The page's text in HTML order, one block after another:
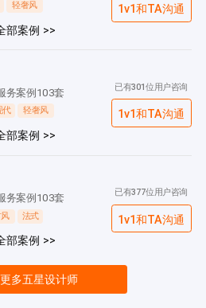
轻奢风
部案例 >>
1v1和TA沟通
务案例103套
代 轻奢风
部案例 >>
已有301位用户咨询
1v1和TA沟通
务案例103套
法式
部案例 >>
已有377位用户咨询
1v1和TA沟通
多五星设计师